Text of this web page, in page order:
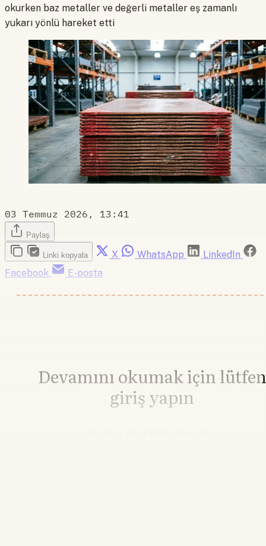
okurken baz metaller ve değerli metaller eş zamanlı
yukarı yönlü hareket etti
03 Temmuz 2026, 13:41
Paylaş
Linki kopyala X WhatsApp
LinkedIn
Facebook
E-posta
Devamını okumak için lütfen
giriş yapın